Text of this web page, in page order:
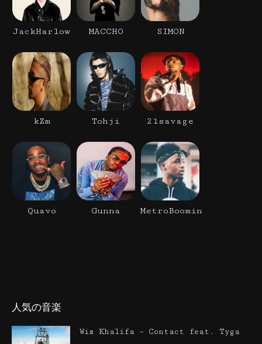
JackHarlow MACCHO SIMON
kZm Tohji 21savage
Quavo Gunna MetroBoomin
人気の音楽
Wiz Khalifa – Contact feat. Tyga